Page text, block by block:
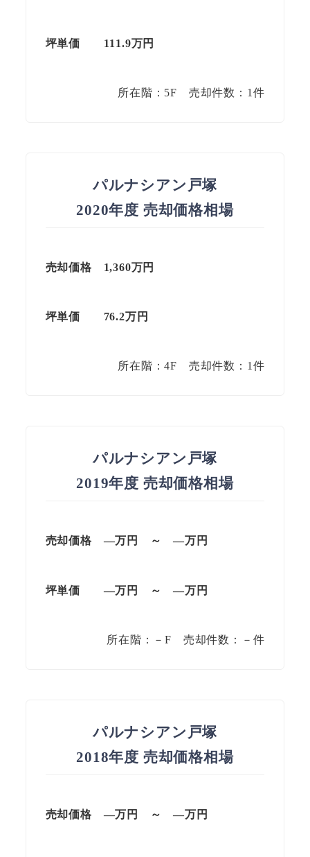
坪単価 111.9万円
所在階：5F 売却件数：1件
パルナシアン戸塚
2020年度 売却価格相場
売却価格 1,360万円
坪単価 76.2万円
所在階：4F 売却件数：1件
パルナシアン戸塚
2019年度 売却価格相場
売却価格 —万円 ～ —万円
坪単価 —万円 ～—万円
所在階：－F 売却件数：－件
パルナシアン戸塚
2018年度 売却価格相場
売却価格 —万円 ～ —万円